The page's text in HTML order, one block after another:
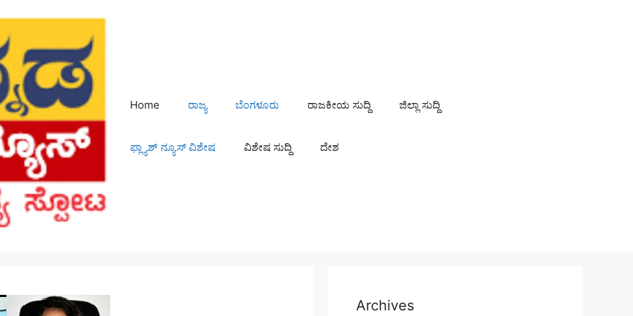
Home ರಾಜ್ಯ ಬೆಂಗಳೂರು ರಾಜಕೀಯ ಸುದ್ದಿ ಜಿಲ್ಲಾ ಸುದ್ದಿ
ಫ್ಲ್ಯಾಶ್ ನ್ಯೂಸ್ ವಿಶೇಷ ವಿಶೇಷ ಸುದ್ದಿ ದೇಶ
Archives